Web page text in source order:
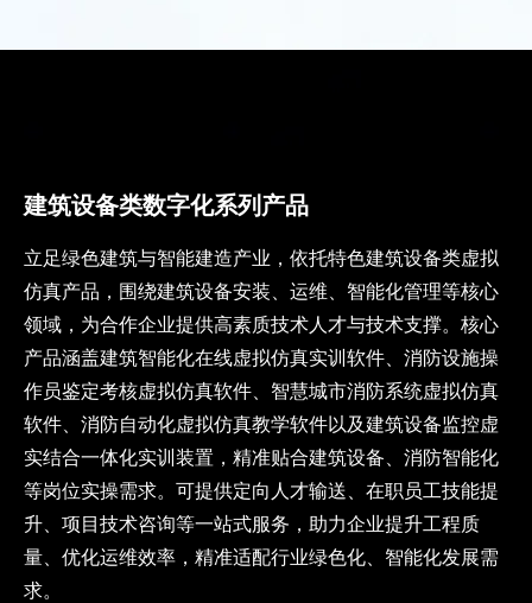
为数
字教
育提
供沉
浸式
教学
解决
方
案，
助力
教育
数字
化转
型与
智能
化升
建筑设备类数字化系列产品
立足绿色建筑与智能建造产业，依托特色建筑设备类虚拟
仿真产品，围绕建筑设备安装、运维、智能化管理等核心
领域，为合作企业提供高素质技术人才与技术支撑。核心
产品涵盖建筑智能化在线虚拟仿真实训软件、消防设施操
作员鉴定考核虚拟仿真软件、智慧城市消防系统虚拟仿真
软件、消防自动化虚拟仿真教学软件以及建筑设备监控虚
实结合一体化实训装置，精准贴合建筑设备、消防智能化
等岗位实操需求。可提供定向人才输送、在职员工技能提
升、项目技术咨询等一站式服务，助力企业提升工程质
量、优化运维效率，精准适配行业绿色化、智能化发展需
求。